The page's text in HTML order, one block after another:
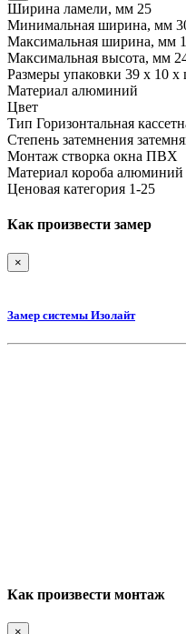
Ширина ламели, мм 25
Минимальная ширина, мм
Максимальная ширина, мм
Максимальная высота, мм
Размеры упаковки 39 х 10 х
Материал алюминий
Цвет
Тип Горизонтальная
Степень затемнения
Монтаж створка окна ПВХ
Материал короба алюминий
Ценовая категория 1-25
Как произвести замер
×
Замер системы Изолайт
Как произвести монтаж